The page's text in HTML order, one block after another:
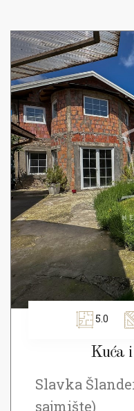
5.0
Kuća
Slavka
sajmište)